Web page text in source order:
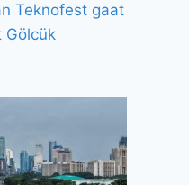
Teknofest gaat
Gölcük